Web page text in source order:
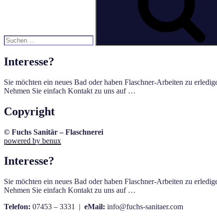
Interesse?
Sie möchten ein neues Bad oder haben Flaschner-Arbeiten zu
Nehmen Sie einfach Kontakt zu uns auf …
Copyright
© Fuchs Sanitär – Flaschnerei
powered by benux
Interesse?
Sie möchten ein neues Bad oder haben Flaschner-Arbeiten zu
Nehmen Sie einfach Kontakt zu uns auf …
Telefon: 07453 – 3331 | eMail: info@fuchs-sanitaer.com